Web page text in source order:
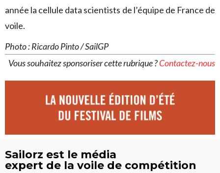
année la cellule data scientists de l’équipe de France de
voile.
Photo : Ricardo Pinto / SailGP
Vous souhaitez sponsoriser cette rubrique ?Contactez-nous
Sailorz est le média
expert de la voile de compétition